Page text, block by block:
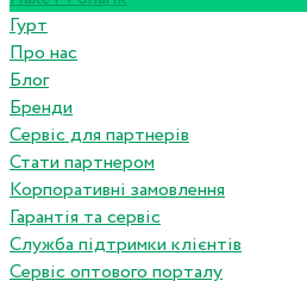
Гурт
Про нас
Блог
Бренди
Сервіс для партнерів
Стати партнером
Корпоративні замовлення
Гарантія та сервіс
Служба підтримки клієнтів
Сервіс оптового порталу